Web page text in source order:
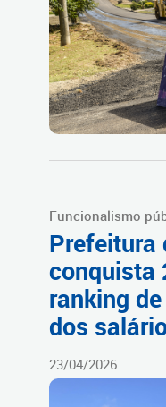
Funcionalismo
Prefeitura
conquista
ranking
dos
23/04/2026